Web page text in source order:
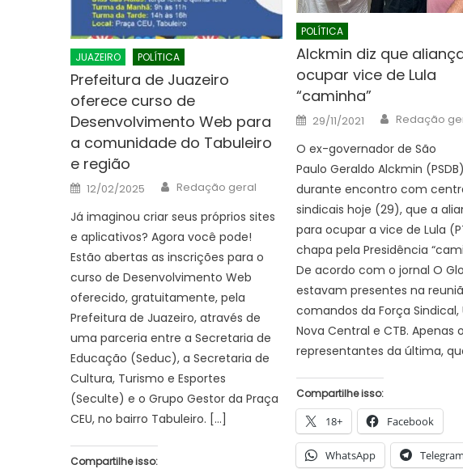
JUAZEIRO POLÍTICA
Prefeitura de Juazeiro
oferece curso de
Desenvolvimento Web para
a comunidade do Tabuleiro
e região
Posted
on
12/02/2025 Author
Redação geral
Já imaginou criar seus próprios sites
e aplicativos? Agora você pode!
Estão abertas as inscrições para o
curso de Desenvolvimento Web
oferecido, gratuitamente, pela
Prefeitura de Juazeiro, através de
uma parceria entre a Secretaria de
Educação (Seduc), a Secretaria de
Cultura, Turismo e Esportes
(Seculte) e o Grupo Gestor da Praça
CEU, no bairro Tabuleiro. […]
Compartilhe isso:
POLÍTICA
Alckmin diz que
ocupar vice de Lula
“caminha”
Posted
on
29/11/2021 Author
Redação
O ex-governador de São
Paulo Geraldo Alckmin
durante encontro com
sindicais hoje (29), que a
para ocupar a vice de Lula
chapa pela Presidência
De acordo com o jornal O
estavam presentes na
comandos da Força Sindical,
Nova Central e CTB. Apenas
representantes da última,
Compartilhe isso:
18+ Facebook
WhatsApp Telegram